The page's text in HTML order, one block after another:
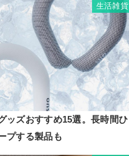
生活雑貨
ッズおすすめ15選。長時間ひ
プする製品も